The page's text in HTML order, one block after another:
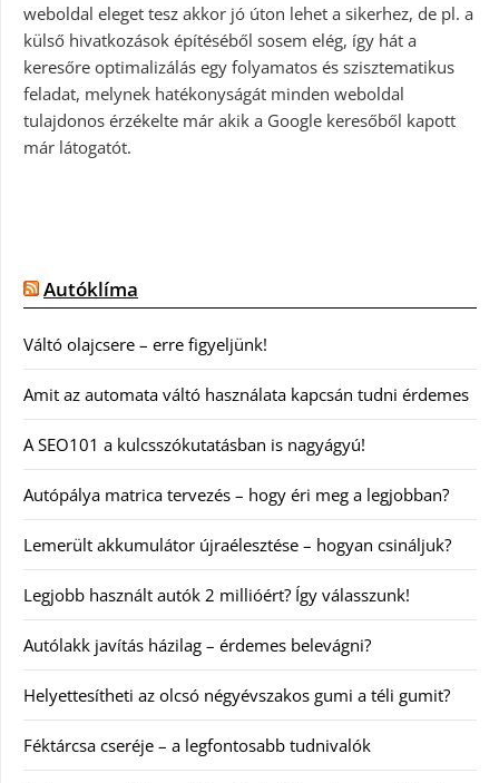
weboldal eleget tesz akkor jó úton lehet a sikerhez, de pl. a
külső hivatkozások építéséből sosem elég, így hát a
keresőre optimalizálás egy folyamatos és szisztematikus
feladat, melynek hatékonyságát minden weboldal
tulajdonos érzékelte már akik a Google keresőből kapott
már látogatót.
Autóklíma
Váltó olajcsere – erre figyeljünk!
Amit az automata váltó használata kapcsán tudni érdemes
A SEO101 a kulcsszókutatásban is nagyágyú!
Autópálya matrica tervezés – hogy éri meg a legjobban?
Lemerült akkumulátor újraélesztése – hogyan csináljuk?
Legjobb használt autók 2 millióért? Így válasszunk!
Autólakk javítás házilag – érdemes belevágni?
Helyettesítheti az olcsó négyévszakos gumi a téli gumit?
Féktárcsa cseréje – a legfontosabb tudnivalók